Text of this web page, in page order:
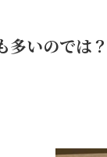
多いのでは